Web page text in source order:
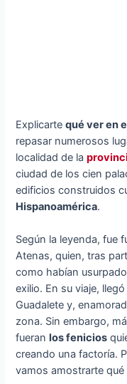
Explicartequé ver en
repasar numerosos
localidad de la
ciudad de los cien
edificios construidos
Hispanoamérica.
Según la leyenda, fue
Atenas, quien, tras
como habían
exilio. En su viaje,
Guadalete y,
zona. Sin embargo,
fueranlos fenicios
creando una factoría.
vamos amostrarte qué